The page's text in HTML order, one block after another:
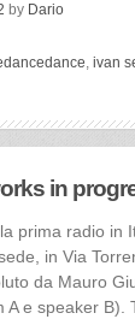
by Dario
ivan
in
prima radio in
in Via
da Mauro
e speaker B).